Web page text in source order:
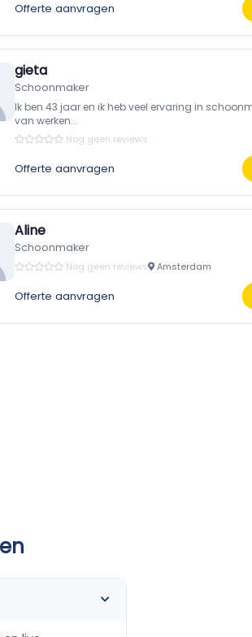
Offerte aanvragen
gieta
Schoonmaker
Ik ben 43 jaar en ik heb veel ervaring in
van werken...
Nog geen reviews
Offerte aanvragen
Aline
Schoonmaker
Nog geen reviews Amsterdam
Offerte aanvragen